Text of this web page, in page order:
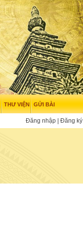
THƯ VIỆN GỬI BÀI
Đăng nhập Đăng ký